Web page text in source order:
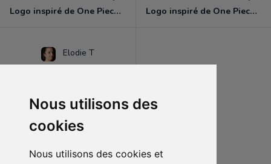
Nous utilisons des
cookies
Nous utilisons des cookies et
Logo inspiré de One Piece Arlong Logo inspiré de One Piece Ace
Elodie T